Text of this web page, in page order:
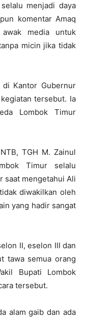
menjadi daya
komentar Amaq
media untuk
micin jika tidak
di Kantor Gubernur
tersebut. Ia
Lombok Timur
TGH M. Zainul
Timur selalu
saat mengetahui Ali
diwakilkan oleh
yang hadir sangat
II, eselon III dan
tawa semua orang
Bupati Lombok
tersebut.
alam gaib dan ada